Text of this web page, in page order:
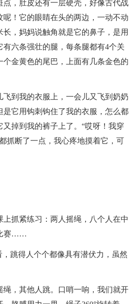
，肚皮还有一层硬壳，好像古代战
！它的眼睛在头的两边，一动不动
，妈妈说触角就是它的鼻子，是用
六条强壮的腿，每条腿都有4个关
金黄色的尾巴，上面有几条金色的
到我的衣服上，一会儿又飞到奶奶
它用钩刺钩住了我的衣服，怎么都
掉到我的裤子上了。“哎呀！我穿
抓断了一点，我心疼地摸着它，可
抓紧练习：两人摇绳，八个人在中
赛……
跳得人个个都像具有潜伏力，虽然
，其他人跳。口哨一响，我们就开